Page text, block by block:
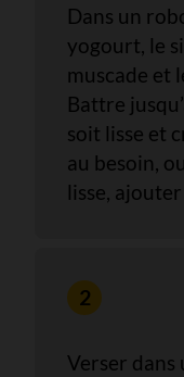
Dans un
yogourt, le
muscade et
Battre
soit lisse et
au besoin,
lisse,
Verser dans